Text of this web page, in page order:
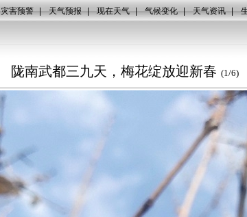
灾害预警 | 天气预报 | 现在天气 | 气候变化 | 天气资讯 |
陇南武都三九天，梅花绽放迎新春 (1/6)